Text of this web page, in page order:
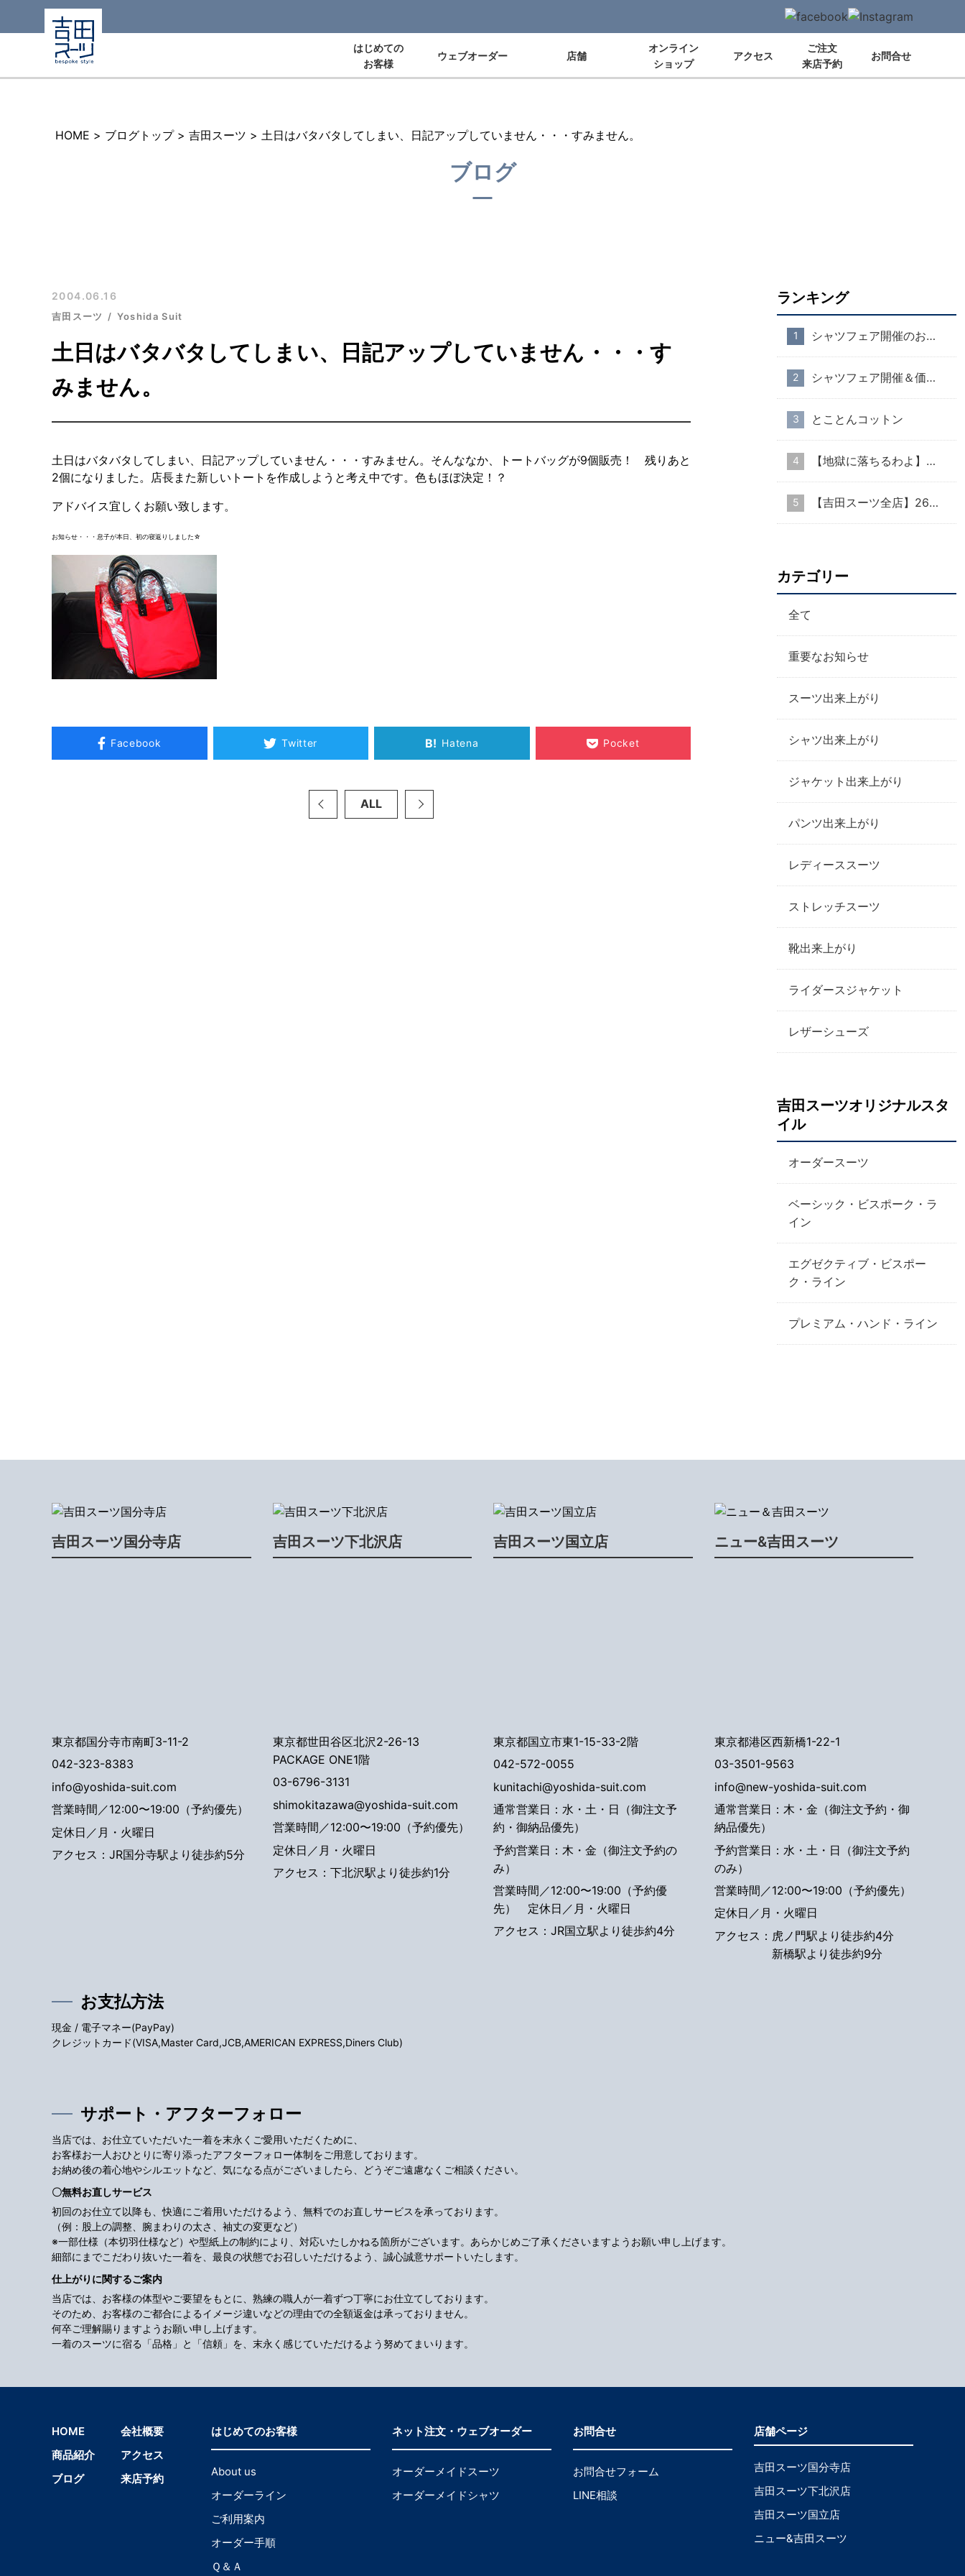
はじめての
お客様
ウェブオーダー 店舗
オンライン
ショップ
アクセス
ご注文
来店予約
お問合せ
HOME > ブログトップ > 吉田スーツ > 土日はバタバタしてしまい、日記アップしていません・・・すみません。
ブログ
2004.06.16
吉田スーツ Yoshida Suit
土日はバタバタしてしまい、日記アップしていません・・・す
みません。
土日はバタバタしてしまい、日記アップしていません・・・すみません。そんななか、トートバッグが9個販売！ 残りあと
2個になりました。店長また新しいトートを作成しようと考え中です。色もほぼ決定！？
アドバイス宜しくお願い致します。
お知らせ・・・息子が本日、初の寝返りしました☆
Facebook Twitter B! Hatena Pocket
ALL
ランキング
シャツフェア開催のお知らせ
シャツフェア開催＆価格改定のお知らせ
とことんコットン
【地獄に落ちるわよ】衣装協力のお知らせ
【吉田スーツ全店】26AW入荷生地速報②
カテゴリー
全て
重要なお知らせ
スーツ出来上がり
シャツ出来上がり
ジャケット出来上がり
パンツ出来上がり
レディーススーツ
ストレッチスーツ
靴出来上がり
ライダースジャケット
レザーシューズ
吉田スーツオリジナルスタ
イル
オーダースーツ
ベーシック・ビスポーク・ラ
イン
エグゼクティブ・ビスポー
ク・ライン
プレミアム・ハンド・ライン
吉田スーツ国分寺店
東京都国分寺市南町3-11-2
042-323-8383
info@yoshida-suit.com
営業時間／12:00〜19:00（予約優先）
定休日／月・火曜日
アクセス：JR国分寺駅より徒歩約5分
吉田スーツ下北沢店
東京都世田谷区北沢2-26-13
PACKAGE ONE1階
03-6796-3131
shimokitazawa@yoshida-suit.com
営業時間／12:00〜19:00（予約優先）
定休日／月・火曜日
アクセス：下北沢駅より徒歩約1分
吉田スーツ国立店
東京都国立市東1-15-33-2階
042-572-0055
kunitachi@yoshida-suit.com
通常営業日：水・土・日（御注文予
約・御納品優先）
予約営業日：木・金（御注文予約の
み）
営業時間／12:00〜19:00（予約優
先） 定休日／月・火曜日
アクセス：JR国立駅より徒歩約4分
ニュー&吉田スーツ
東京都港区西新橋1-22-1
03-3501-9563
info@new-yoshida-suit.com
通常営業日：木・金（御注文予約・御
納品優先）
予約営業日：水・土・日（御注文予約
のみ）
営業時間／12:00〜19:00（予約優先）
定休日／月・火曜日
アクセス： 虎ノ門駅より徒歩約4分
新橋駅より徒歩約9分
お支払方法
現金 / 電子マネー(PayPay)
クレジットカード(VISA,Master Card,JCB,AMERICAN EXPRESS,Diners Club)
サポート・アフターフォロー
当店では、お仕立ていただいた一着を末永くご愛用いただくために、
お客様お一人おひとりに寄り添ったアフターフォロー体制をご用意しております。
お納め後の着心地やシルエットなど、気になる点がございましたら、どうぞご遠慮なくご相談ください。
〇無料お直しサービス
初回のお仕立て以降も、快適にご着用いただけるよう、無料でのお直しサービスを承っております。
（例：股上の調整、腕まわりの太さ、袖丈の変更など）
※一部仕様（本切羽仕様など）や型紙上の制約により、対応いたしかねる箇所がございます。あらかじめご了承くださいますようお願い申し上げます。
細部にまでこだわり抜いた一着を、最良の状態でお召しいただけるよう、誠心誠意サポートいたします。
仕上がりに関するご案内
当店では、お客様の体型やご要望をもとに、熟練の職人が一着ずつ丁寧にお仕立てしております。
そのため、お客様のご都合によるイメージ違いなどの理由での全額返金は承っておりません。
何卒ご理解賜りますようお願い申し上げます。
一着のスーツに宿る「品格」と「信頼」を、末永く感じていただけるよう努めてまいります。
HOME
商品紹介
ブログ
会社概要
アクセス
来店予約
はじめてのお客様
About us
オーダーライン
ご利用案内
オーダー手順
Ｑ＆Ａ
ネット注文・ウェブオーダー
オーダーメイドスーツ
オーダーメイドシャツ
お問合せ
お問合せフォーム
LINE相談
店舗ページ
吉田スーツ国分寺店
吉田スーツ下北沢店
吉田スーツ国立店
ニュー&吉田スーツ